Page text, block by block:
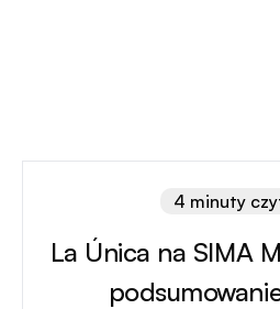
4 minuty
La Única na SIMA